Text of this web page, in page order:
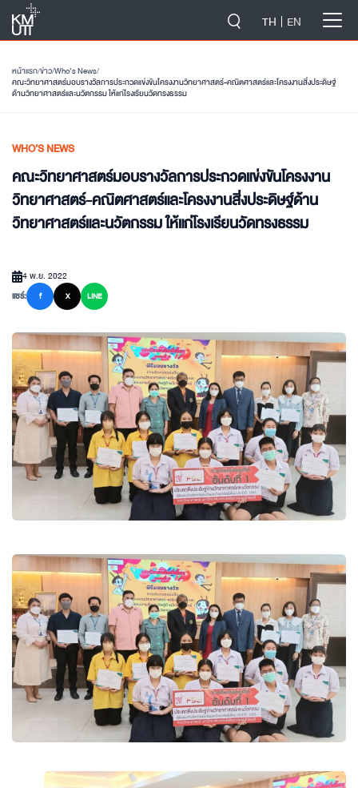
TH EN
หน้าแรก/ข่าว/Who’s News/
คณะวิทยาศาสตร์มอบรางวัลการประกวดแข่งขันโครงงานวิทยาศาสตร์-คณิตศาสตร์และโครงงานสิ่งประดิษฐ์
ด้านวิทยาศาสตร์และนวัตกรรม ให้แก่โรงเรียนวัดทรงธรรม
WHO’S NEWS
คณะวิทยาศาสตร์มอบรางวัลการประกวดแข่งขันโครงงาน
วิทยาศาสตร์-คณิตศาสตร์และโครงงานสิ่งประดิษฐ์ด้าน
วิทยาศาสตร์และนวัตกรรม ให้แก่โรงเรียนวัดทรงธรรม
4 พ.ย. 2022
แชร์:
f X LINE